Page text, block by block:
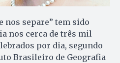
nos separe” tem sido
nos cerca de três mil
por dia, segundo
Brasileiro de Geografia